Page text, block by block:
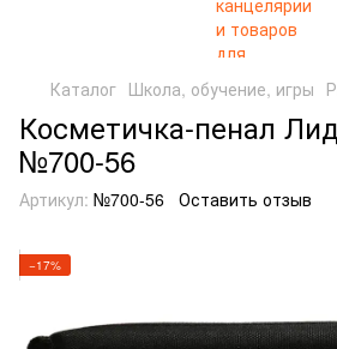
Каталог Школа, обучение, игры
Косметичка-пенал
№700-56
Артикул: №700-56 Оставить отзыв
−17%